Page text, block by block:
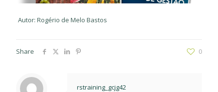
Autor: Rogério de Melo Bastos
Share 0
rstraining_gcjg42